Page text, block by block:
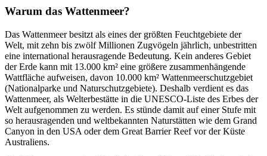
Warum das Wattenmeer?
Das Wattenmeer besitzt als eines der größten Feuchtgebiete der
Welt, mit zehn bis zwölf Millionen Zugvögeln jährlich, unbestritten
eine international herausragende Bedeutung. Kein anderes Gebiet
der Erde kann mit 13.000 km² eine größere zusammenhängende
Wattfläche aufweisen, davon 10.000 km² Wattenmeerschutzgebiet
(Nationalparke und Naturschutzgebiete). Deshalb verdient es das
Wattenmeer, als Welterbestätte in die UNESCO-Liste des Erbes der
Welt aufgenommen zu werden. Es stünde damit auf einer Stufe mit
so herausragenden und weltbekannten Naturstätten wie dem Grand
Canyon in den USA oder dem Great Barrier Reef vor der Küste
Australiens.